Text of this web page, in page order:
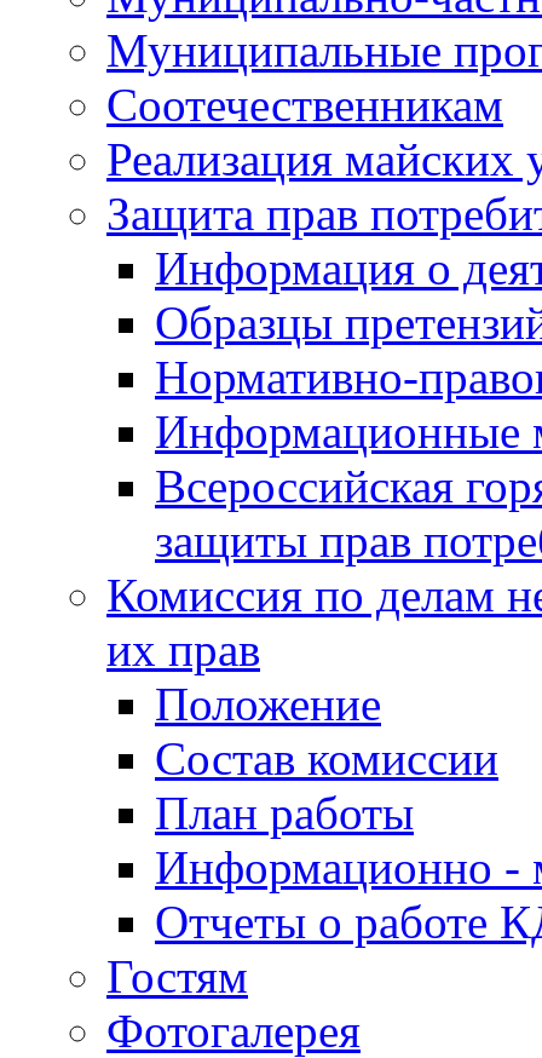
Муниципальные
Соотечественникам
Реализация майских
Защита прав
Информация о
Образцы
Нормативно-
Информационные
Всероссийская
защиты прав
Комиссия по делам
их прав
Положение
Состав комиссии
План работы
Информационно -
Отчеты о работе
Гостям
Фотогалерея